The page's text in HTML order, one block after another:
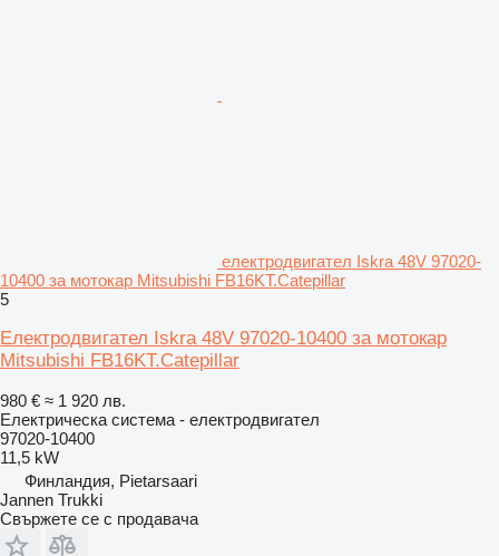
електродвигател Iskra 48V 97020-
10400 за мотокар Mitsubishi FB16KT.Catepillar
5
Електродвигател Iskra 48V 97020-10400 за мотокар
Mitsubishi FB16KT.Catepillar
980 € ≈ 1 920 лв.
Електрическа система - електродвигател
97020-10400
11,5 kW
Финландия, Pietarsaari
Jannen Trukki
Свържете се с продавача